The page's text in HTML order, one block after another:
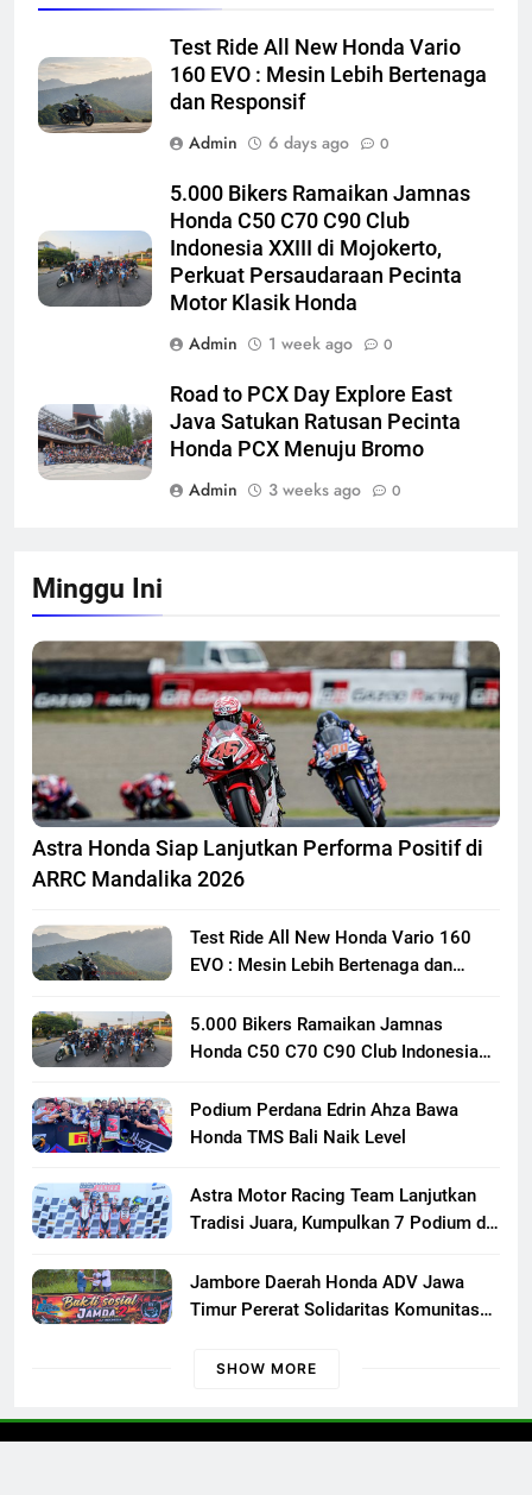
Test Ride All New Honda Vario
160 EVO : Mesin Lebih Bertenaga
dan Responsif
Admin
6 days ago 0
5.000 Bikers Ramaikan Jamnas
Honda C50 C70 C90 Club
Indonesia XXIII di Mojokerto,
Perkuat Persaudaraan Pecinta
Motor Klasik Honda
Admin
1 week ago 0
Road to PCX Day Explore East
Java Satukan Ratusan Pecinta
Honda PCX Menuju Bromo
Admin
3 weeks ago 0
Minggu Ini
Astra Honda Siap Lanjutkan Performa Positif di
ARRC Mandalika 2026
Test Ride All New Honda Vario 160
EVO : Mesin Lebih Bertenaga dan
5.000 Bikers Ramaikan Jamnas
Honda C50 C70 C90 Club Indonesia
Persaudaraan Pecinta Motor Klasik
Honda
Podium Perdana Edrin Ahza Bawa
Honda TMS Bali Naik Level
Astra Motor Racing Team Lanjutkan
Tradisi Juara, Kumpulkan 7 Podium di
Jambore Daerah Honda ADV Jawa
Timur Pererat Solidaritas Komunitas
di Banyuwangi
SHOW MORE